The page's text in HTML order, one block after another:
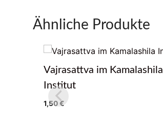
Ähnliche Produkte
Vajrasattva im Kamalashila
Institut
1,50€